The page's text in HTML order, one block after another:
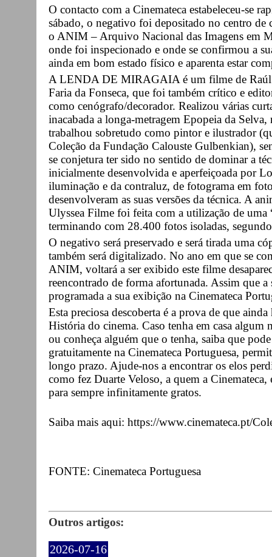
O contacto com a Cinemateca estabeleceu-se
sábado, o negativo foi depositado no centro de
o ANIM – Arquivo Nacional das Imagens em
onde foi inspecionado e onde se confirmou a
ainda em bom estado físico e aparenta estar
A LENDA DE MIRAGAIA é um filme de Raúl
Faria da Fonseca, que foi também crítico e
como cenógrafo/decorador. Realizou várias
inacabada a longa-metragem Epopeia da
trabalhou sobretudo como pintor e ilustrador
Coleção da Fundação Calouste Gulbenkian),
se conjetura ter sido no sentido de dominar a
inicialmente desenvolvida e aperfeiçoada por
iluminação e da contraluz, de fotograma em
desenvolveram as suas versões da técnica. A
Ulyssea Filme foi feita com a utilização de uma
terminando com 28.400 fotos isoladas,
O negativo será preservado e será tirada uma
também será digitalizado. No ano em que se
ANIM, voltará a ser exibido este filme
reencontrado de forma afortunada. Assim que a
programada a sua exibição na Cinemateca
Esta preciosa descoberta é a prova de que
História do cinema. Caso tenha em casa
ou conheça alguém que o tenha, saiba que
gratuitamente na Cinemateca Portuguesa,
longo prazo. Ajude-nos a encontrar os elos
como fez Duarte Veloso, a quem a
para sempre infinitamente gratos.
Saiba mais aqui: https://www.cinemateca.pt/
FONTE: Cinemateca Portuguesa
Outros artigos:
2026-07-16